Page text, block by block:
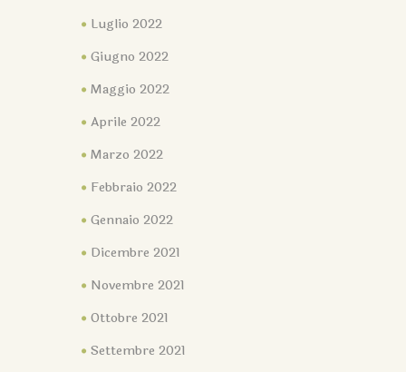
Luglio 2022
Giugno 2022
Maggio 2022
Aprile 2022
Marzo 2022
Febbraio 2022
Gennaio 2022
Dicembre 2021
Novembre 2021
Ottobre 2021
Settembre 2021